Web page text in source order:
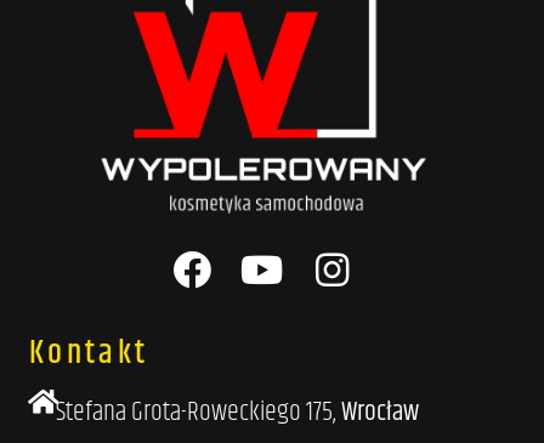
Kontakt
Stefana Grota-Roweckiego 175,Wrocław